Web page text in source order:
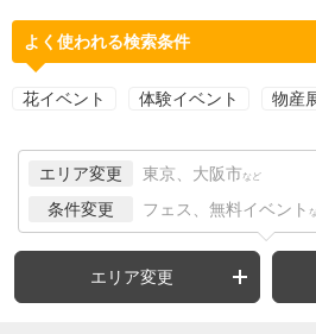
よく使われる検索条件
花イベント 体験イベント 物産
エリア変更 東京、大阪市 など
条件変更 フェス、無料イベント
エリア変更